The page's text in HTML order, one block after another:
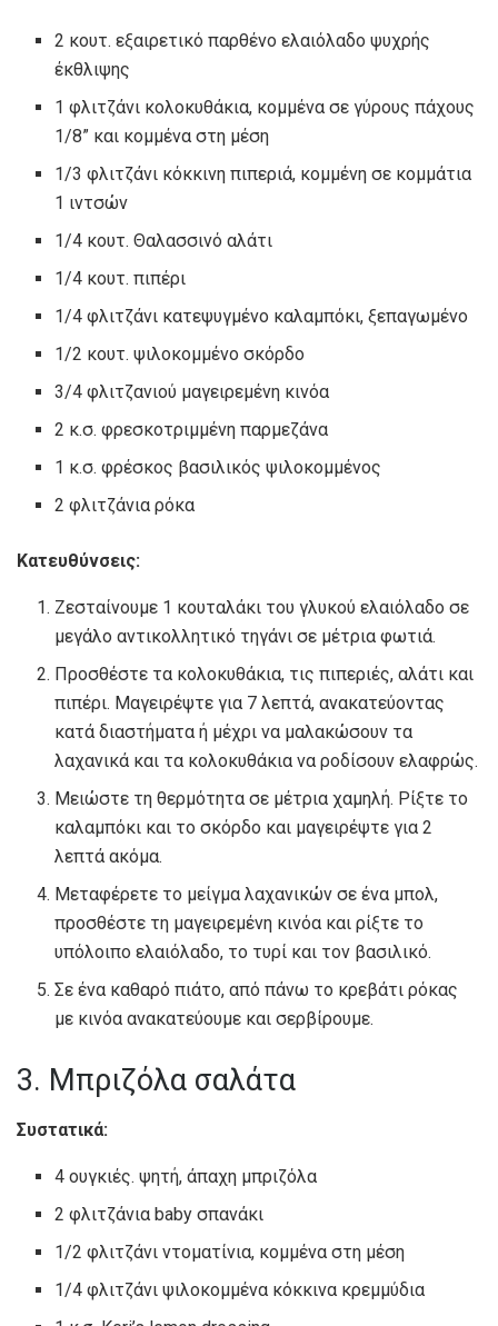
2 κουτ. εξαιρετικό παρθένο ελαιόλαδο ψυχρής
έκθλιψης
1 φλιτζάνι κολοκυθάκια, κομμένα σε γύρους πάχους
1/8” και κομμένα στη μέση
1/3 φλιτζάνι κόκκινη πιπεριά, κομμένη σε κομμάτια
1 ιντσών
1/4 κουτ. Θαλασσινό αλάτι
1/4 κουτ. πιπέρι
1/4 φλιτζάνι κατεψυγμένο καλαμπόκι, ξεπαγωμένο
1/2 κουτ. ψιλοκομμένο σκόρδο
3/4 φλιτζανιού μαγειρεμένη κινόα
2 κ.σ. φρεσκοτριμμένη παρμεζάνα
1 κ.σ. φρέσκος βασιλικός ψιλοκομμένος
2 φλιτζάνια ρόκα
Κατευθύνσεις:
Ζεσταίνουμε 1 κουταλάκι του γλυκού ελαιόλαδο σε
μεγάλο αντικολλητικό τηγάνι σε μέτρια φωτιά.
Προσθέστε τα κολοκυθάκια, τις πιπεριές, αλάτι και
πιπέρι. Μαγειρέψτε για 7 λεπτά, ανακατεύοντας
κατά διαστήματα ή μέχρι να μαλακώσουν τα
λαχανικά και τα κολοκυθάκια να ροδίσουν ελαφρώς.
Μειώστε τη θερμότητα σε μέτρια χαμηλή. Ρίξτε το
καλαμπόκι και το σκόρδο και μαγειρέψτε για 2
λεπτά ακόμα.
Μεταφέρετε το μείγμα λαχανικών σε ένα μπολ,
προσθέστε τη μαγειρεμένη κινόα και ρίξτε το
υπόλοιπο ελαιόλαδο, το τυρί και τον βασιλικό.
Σε ένα καθαρό πιάτο, από πάνω το κρεβάτι ρόκας
με κινόα ανακατεύουμε και σερβίρουμε.
3. Μπριζόλα σαλάτα
Συστατικά:
4 ουγκιές. ψητή, άπαχη μπριζόλα
2 φλιτζάνια baby σπανάκι
1/2 φλιτζάνι ντοματίνια, κομμένα στη μέση
1/4 φλιτζάνι ψιλοκομμένα κόκκινα κρεμμύδια